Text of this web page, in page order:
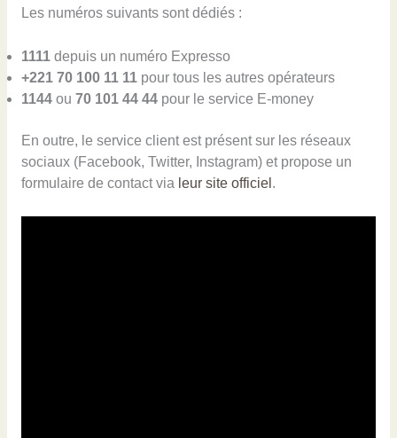
Les numéros suivants sont dédiés :
1111depuis un numéro Expresso
+221 70 100 11 11pour tous les autres opérateurs
1144ou 70 101 44 44pour le service E-money
En outre, le service client est présent sur les réseaux
sociaux (Facebook, Twitter, Instagram) et propose un
formulaire de contact via leur site officiel .